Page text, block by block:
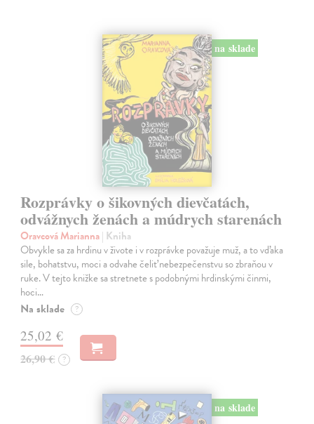
na sklade
Rozprávky o šikovných dievčatách,
odvážnych ženách a múdrych starenách
Oravcová Marianna| Kniha
Obvykle sa za hrdinu v živote i v rozprávke považuje muž, a to vďaka
sile, bohatstvu, moci a odvahe čeliť nebezpečenstvu so zbraňou v
ruke. V tejto knižke sa stretnete s podobnými hrdinskými činmi,
hoci…
Na sklade ?
25,02 €
26,90 € ?
na sklade